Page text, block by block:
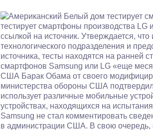
тестирует смартфоны производства
ссылкой на источник. Утверждается,
технологического подразделения и
источника, тесты находятся на ранней
смартфонов Samsung или LG «еще
США Барак Обама от своего
министерства обороны США
использует различные мобильные
устройствах, находящихся на
Samsung не стал комментировать
в администрации США. В свою очередь,